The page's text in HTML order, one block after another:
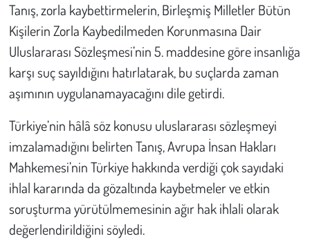
Tanış, zorla kaybettirmelerin, Birleşmiş Milletler Bütün
Kişilerin Zorla Kaybedilmeden Korunmasına Dair
Uluslararası Sözleşmesi’nin 5. maddesine göre insanlığa
karşı suç sayıldığını hatırlatarak, bu suçlarda zaman
aşımının uygulanamayacağını dile getirdi.
Türkiye’nin hâlâ söz konusu uluslararası sözleşmeyi
imzalamadığını belirten Tanış, Avrupa İnsan Hakları
Mahkemesi’nin Türkiye hakkında verdiği çok sayıdaki
ihlal kararında da gözaltında kaybetmeler ve etkin
soruşturma yürütülmemesinin ağır hak ihlali olarak
değerlendirildiğini söyledi.